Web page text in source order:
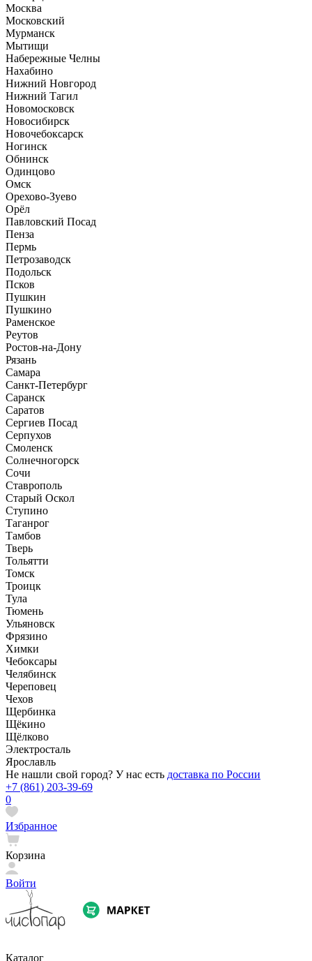
Москва
Московский
Мурманск
Мытищи
Набережные Челны
Нахабино
Нижний Новгород
Нижний Тагил
Новомосковск
Новосибирск
Новочебоксарск
Ногинск
Обнинск
Одинцово
Омск
Орехово-Зуево
Орёл
Павловский Посад
Пенза
Пермь
Петрозаводск
Подольск
Псков
Пушкин
Пушкино
Раменское
Реутов
Ростов-на-Дону
Рязань
Самара
Санкт-Петербург
Саранск
Саратов
Сергиев Посад
Серпухов
Смоленск
Солнечногорск
Сочи
Ставрополь
Старый Оскол
Ступино
Таганрог
Тамбов
Тверь
Тольятти
Томск
Троицк
Тула
Тюмень
Ульяновск
Фрязино
Химки
Чебоксары
Челябинск
Череповец
Чехов
Щербинка
Щёкино
Щёлково
Электросталь
Ярославль
Не нашли свой город? У нас есть доставка по России
+7 (861) 203-39-69
0
Избранное
Корзина
Войти
Каталог